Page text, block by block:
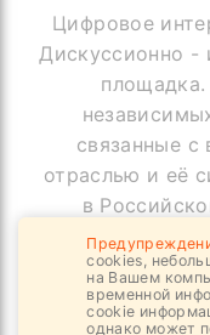
Цифровое
Дискуссионно -
связанные с
отраслью и её
в
публикации
не
cookies,
на Вашем
временной
cookie
однако может